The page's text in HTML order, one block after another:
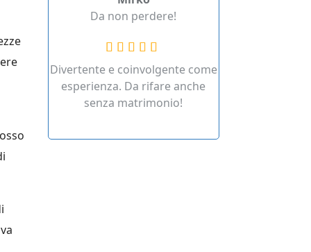
Da non perdere!
Divertente e coinvolgente come
esperienza. Da rifare anche
senza matrimonio!